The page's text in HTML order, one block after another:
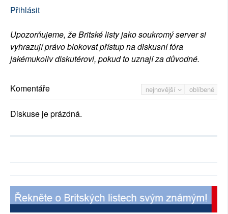
Přihlásit
Upozorňujeme, že Britské listy jako soukromý server si
vyhrazují právo blokovat přístup na diskusní fóra
jakémukoliv diskutérovi, pokud to uznají za důvodné.
nejnovější oblíbené
Komentáře
Diskuse je prázdná.